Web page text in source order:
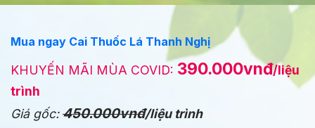
Mua ngay Cai Thuốc Lá Thanh Nghị
KHUYẾN MÃI MÙA COVID: 390.000vnđ/liệu
trình
Giá gốc:450.000vnđ/liệu trình